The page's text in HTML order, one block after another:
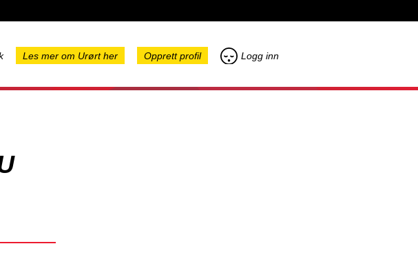
Les mer om Urørt her Opprett profil Logg inn